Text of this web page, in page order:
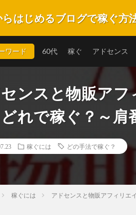
はじめるブログで稼ぐ方
どうぞお気軽にお問合せ下さい。
ワード 60代 稼ぐ アドセンス
ンスと物販ア
れで稼ぐ？～肩
稼ぐには どの手法で稼ぐ？
稼ぐには アドセンスと物販アフィリエ